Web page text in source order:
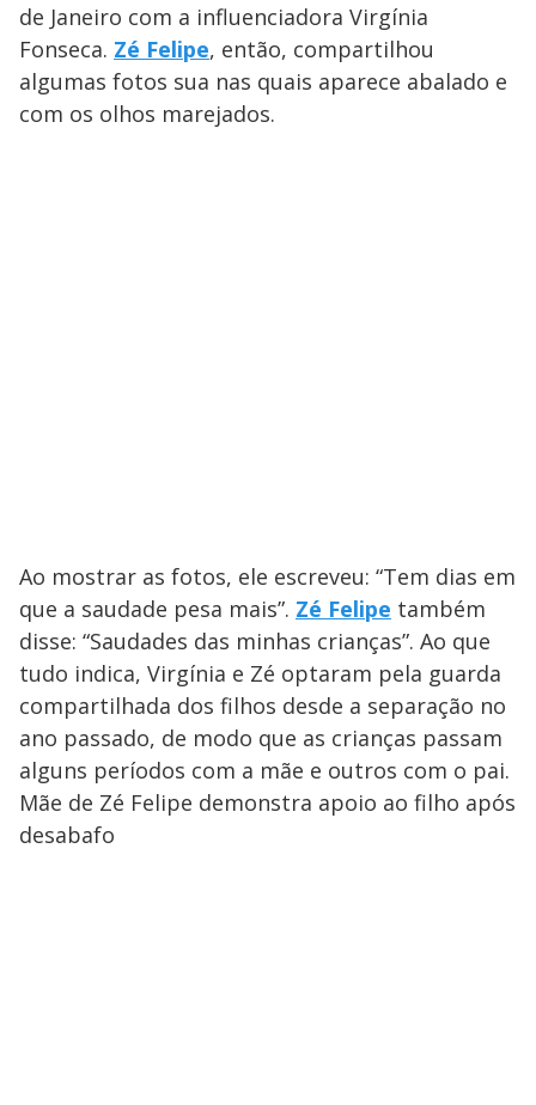
de Janeiro com a influenciadora Virgínia
Fonseca. Zé Felipe, então, compartilhou
algumas fotos sua nas quais aparece abalado e
com os olhos marejados.
Ao mostrar as fotos, ele escreveu: “Tem dias em
que a saudade pesa mais”. Zé Felipe também
disse: “Saudades das minhas crianças”. Ao que
tudo indica, Virgínia e Zé optaram pela guarda
compartilhada dos filhos desde a separação no
ano passado, de modo que as crianças passam
alguns períodos com a mãe e outros com o pai.
Mãe de Zé Felipe demonstra apoio ao filho após
desabafo